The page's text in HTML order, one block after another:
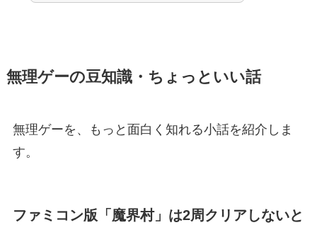
無理ゲーの豆知識・ちょっといい話
無理ゲーを、もっと面白く知れる小話を紹介しま
す。
ファミコン版「魔界村」は2周クリアしないと